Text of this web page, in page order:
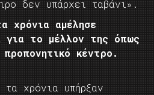
δεν υπάρχει ταβάνι».
χρόνια αμέλησε
για το μέλλον της όπως
κέντρο.
χρόνια υπήρξαν